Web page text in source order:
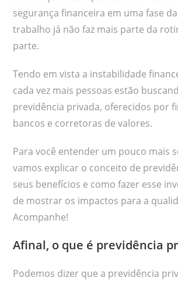
segurança financeira em uma fase
trabalho já não faz mais parte da
parte.
Tendo em vista a instabilidade
cada vez mais pessoas estão
previdência privada, oferecidos por
bancos e corretoras de valores.
Para você entender um pouco mais
vamos explicar o conceito de
seus benefícios e como fazer esse
de mostrar os impactos para a
Acompanhe!
Afinal, o que é previdência
Podemos dizer que a previdência